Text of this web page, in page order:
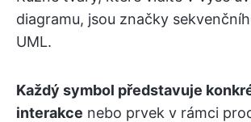
diagramu, jsou značky
UML.
Každý symbol představuje
interakce nebo prvek v rámci